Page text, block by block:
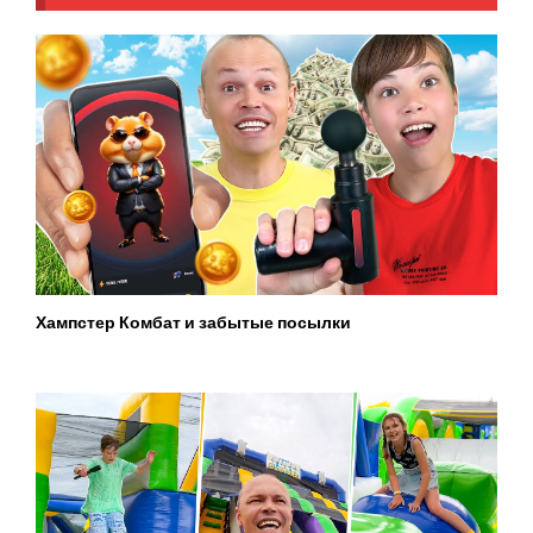
Хампстер Комбат и забытые посылки